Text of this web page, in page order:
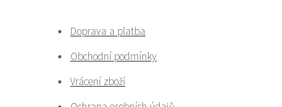
Doprava a platba
Obchodní podmínky
Vrácení zboží